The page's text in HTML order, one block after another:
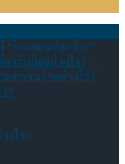
“โกงสอบท้องถิ่น”
งรับมืออย่างไร?
ความว่าอย่างไร?
?
งไร?